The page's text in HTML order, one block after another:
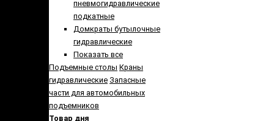
пневмогидравлические
подкатные
Домкраты бутылочные
гидравлические
Показать все
Подъемные столы Краны
гидравлические Запасные
части для автомобильных
подъемников
Товар дня